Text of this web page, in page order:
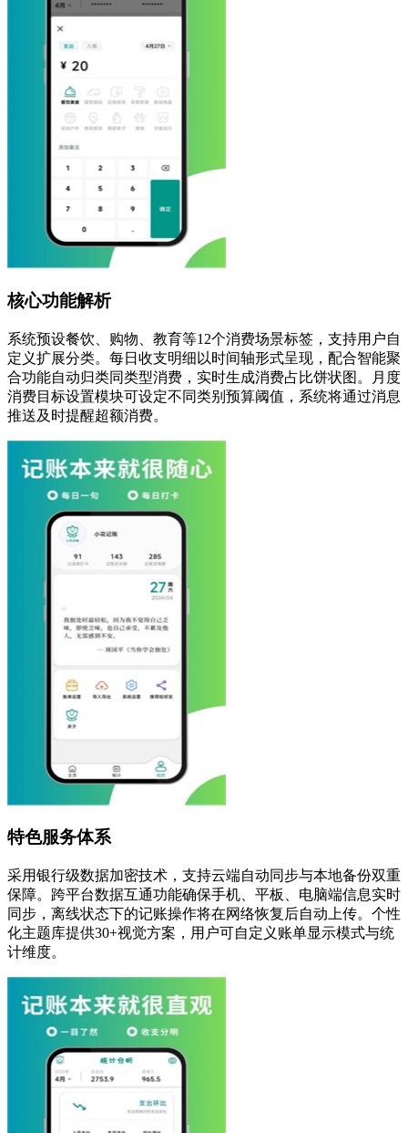
核心功能解析
系统预设餐饮、购物、教育等12个消费场景标签，支持用户自
定义扩展分类。每日收支明细以时间轴形式呈现，配合智能聚
合功能自动归类同类型消费，实时生成消费占比饼状图。月度
消费目标设置模块可设定不同类别预算阈值，系统将通过消息
推送及时提醒超额消费。
特色服务体系
采用银行级数据加密技术，支持云端自动同步与本地备份双重
保障。跨平台数据互通功能确保手机、平板、电脑端信息实时
同步，离线状态下的记账操作将在网络恢复后自动上传。个性
化主题库提供30+视觉方案，用户可自定义账单显示模式与统
计维度。